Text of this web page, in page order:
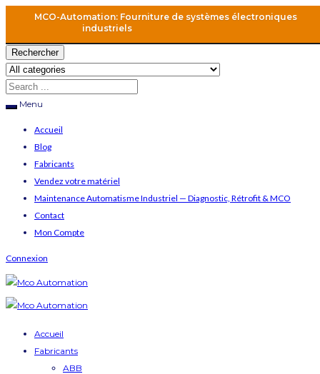
MCO-Automation: Fourniture de systèmes électroniques
industriels
Rechercher
Menu
Accueil
Blog
Fabricants
Vendez votre matériel
Maintenance Automatisme Industriel — Diagnostic, Rétrofit & MCO
Contact
Mon Compte
Connexion
Accueil
Fabricants
ABB